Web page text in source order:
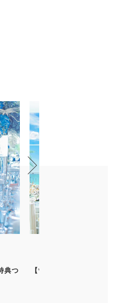
典つ
【*夏の特大2days*】圧巻オー